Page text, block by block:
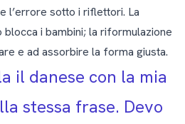
l’errore sotto i riflettori. La
i bambini; la riformulazione
e ad assorbire la forma giusta.
il danese con la mia
stessa frase. Devo